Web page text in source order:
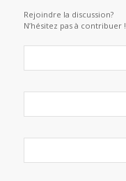
Rejoindre la discussion?
N’hésitez pas à contribuer !